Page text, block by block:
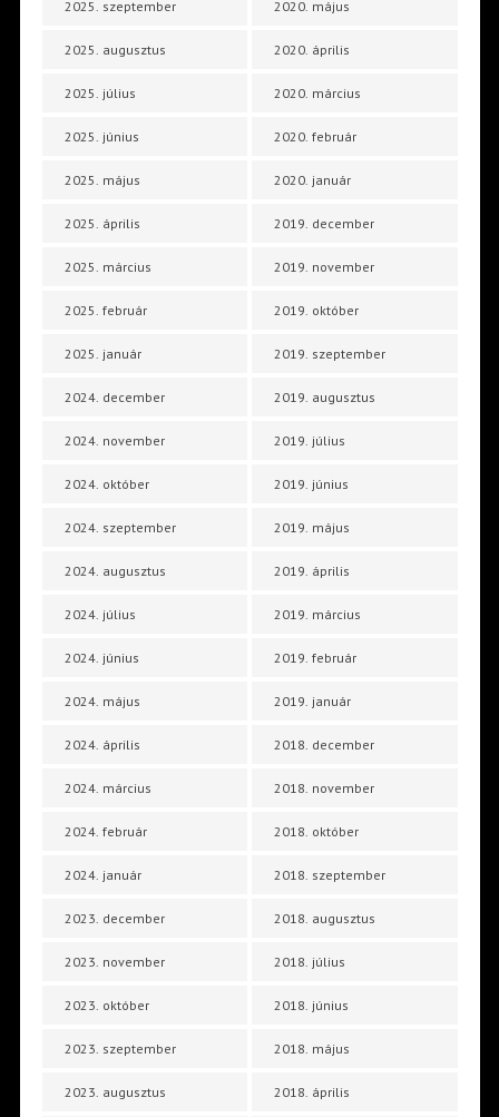
2025. szeptember
2025. augusztus
2025. július
2025. június
2025. május
2025. április
2025. március
2025. február
2025. január
2024. december
2024. november
2024. október
2024. szeptember
2024. augusztus
2024. július
2024. június
2024. május
2024. április
2024. március
2024. február
2024. január
2023. december
2023. november
2023. október
2023. szeptember
2023. augusztus
2020. május
2020. április
2020. március
2020. február
2020. január
2019. december
2019. november
2019. október
2019. szeptember
2019. augusztus
2019. július
2019. június
2019. május
2019. április
2019. március
2019. február
2019. január
2018. december
2018. november
2018. október
2018. szeptember
2018. augusztus
2018. július
2018. június
2018. május
2018. április